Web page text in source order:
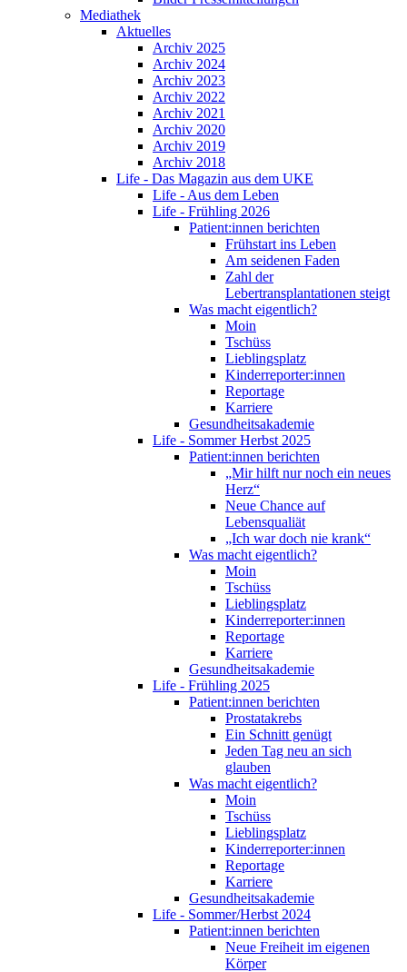
Mediathek
Aktuelles
Archiv 2025
Archiv 2024
Archiv 2023
Archiv 2022
Archiv 2021
Archiv 2020
Archiv 2019
Archiv 2018
Life - Das Magazin aus dem UKE
Life - Aus dem Leben
Life - Frühling 2026
Patient:innen berichten
Frühstart ins Leben
Am seidenen Faden
Zahl der
Lebertransplantationen steigt
Was macht eigentlich?
Moin
Tschüss
Lieblingsplatz
Kinderreporter:innen
Reportage
Karriere
Gesundheitsakademie
Life - Sommer Herbst 2025
Patient:innen berichten
„Mir hilft nur noch ein neues
Herz“
Neue Chance auf
Lebensqualiät
„Ich war doch nie krank“
Was macht eigentlich?
Moin
Tschüss
Lieblingsplatz
Kinderreporter:innen
Reportage
Karriere
Gesundheitsakademie
Life - Frühling 2025
Patient:innen berichten
Prostatakrebs
Ein Schnitt genügt
Jeden Tag neu an sich
glauben
Was macht eigentlich?
Moin
Tschüss
Lieblingsplatz
Kinderreporter:innen
Reportage
Karriere
Gesundheitsakademie
Life - Sommer/Herbst 2024
Patient:innen berichten
Neue Freiheit im eigenen
Körper